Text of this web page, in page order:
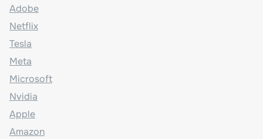
Adobe
Netflix
Tesla
Meta
Microsoft
Nvidia
Apple
Amazon